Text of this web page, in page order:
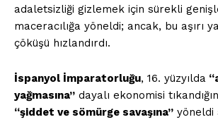
adaletsizliği gizlemek için sürekli
maceracılığa yöneldi; ancak, bu aşırı
çöküşü hızlandırdı.
İspanyol İmparatorluğu, 16. yüzyılda
yağmasına” dayalı ekonomisi
“şiddet ve sömürge savaşına” yöneldi